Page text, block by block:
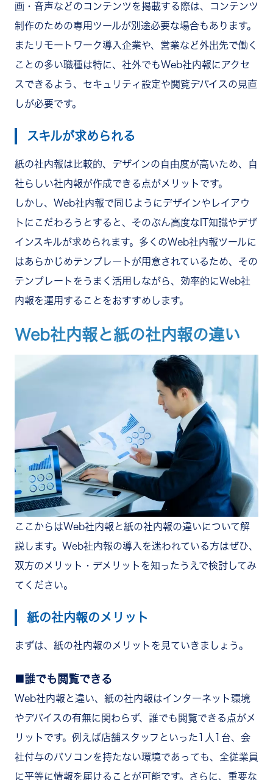
画・音声などのコンテンツを掲載する際は、コンテンツ
制作のための専用ツールが別途必要な場合もあります。
またリモートワーク導入企業や、営業など外出先で働く
ことの多い職種は特に、社外でもWeb社内報にアクセ
スできるよう、セキュリティ設定や閲覧デバイスの見直
しが必要です。
スキルが求められる
紙の社内報は比較的、デザインの自由度が高いため、自
社らしい社内報が作成できる点がメリットです。
しかし、Web社内報で同じようにデザインやレイアウ
トにこだわろうとすると、そのぶん高度なIT知識やデザ
インスキルが求められます。多くのWeb社内報ツールに
はあらかじめテンプレートが用意されているため、その
テンプレートをうまく活用しながら、効率的にWeb社
内報を運用することをおすすめします。
Web社内報と紙の社内報の違い
ここからはWeb社内報と紙の社内報の違いについて解
説します。Web社内報の導入を迷われている方はぜひ、
双方のメリット・デメリットを知ったうえで検討してみ
てください。
紙の社内報のメリット
まずは、紙の社内報のメリットを見ていきましょう。
誰でも閲覧できる
Web社内報と違い、紙の社内報はインターネット環境
やデバイスの有無に関わらず、誰でも閲覧できる点がメ
リットです。例えば店舗スタッフといった1人1台、会
社付与のパソコンを持たない環境であっても、全従業員
に平等に情報を届けることが可能です。さらに、重要な